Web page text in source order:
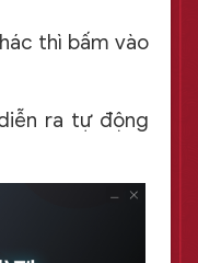
thì bấm vào
ra tự động